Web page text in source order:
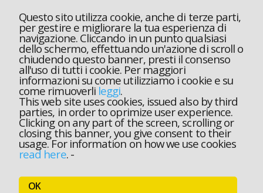
Questo sito utilizza cookie, anche di terze parti,
per gestire e migliorare la tua esperienza di
navigazione. Cliccando in un punto qualsiasi
dello schermo, effettuando un'azione di scroll o
chiudendo questo banner, presti il consenso
all'uso di tutti i cookie. Per maggiori
informazioni su come utilizziamo i cookie e su
come rimuoverli leggi.
This web site uses cookies, issued also by third
parties, in order to oprimize user experience.
Clicking on any part of the screen, scrolling or
closing this banner, you give consent to their
usage. For information on how we use cookies
read here.-
OK